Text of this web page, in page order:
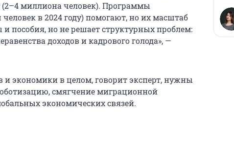
миллиона человек). Программы
в 2024 году) помогают, но их масштаб
пособия, но не решает структурных проблем:
доходов и кадрового голода», —
и экономики в целом, говорит эксперт, нужны
смягчение миграционной
экономических связей.